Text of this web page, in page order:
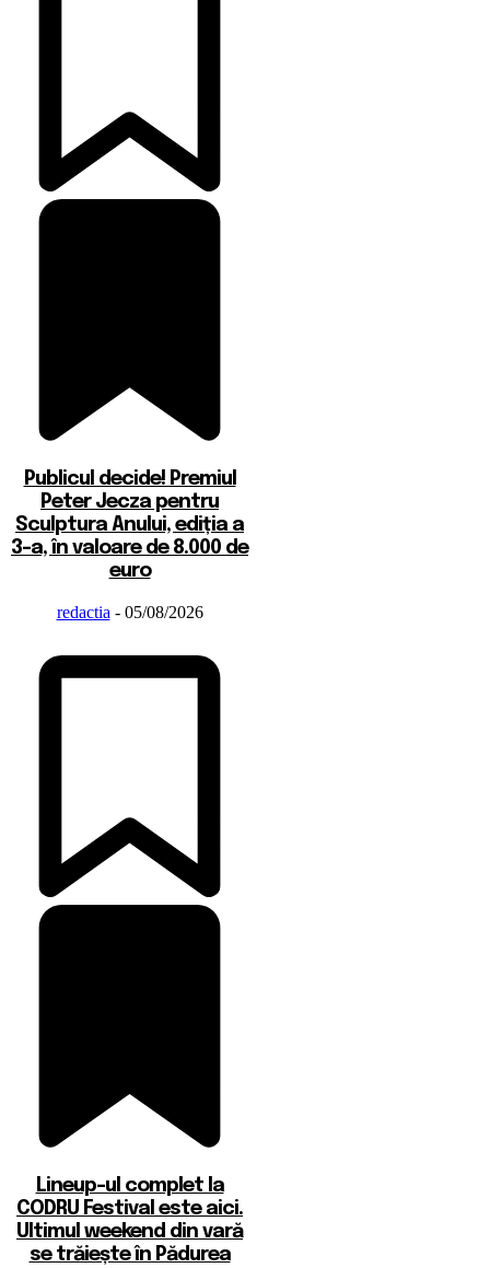
Publicul decide! Premiul
Peter Jecza pentru
Sculptura Anului, ediția a
3-a, în valoare de 8.000 de
euro
redactia - 05/08/2026
Lineup-ul complet la
CODRU Festival este aici.
Ultimul weekend din vară
se trăiește în Pădurea